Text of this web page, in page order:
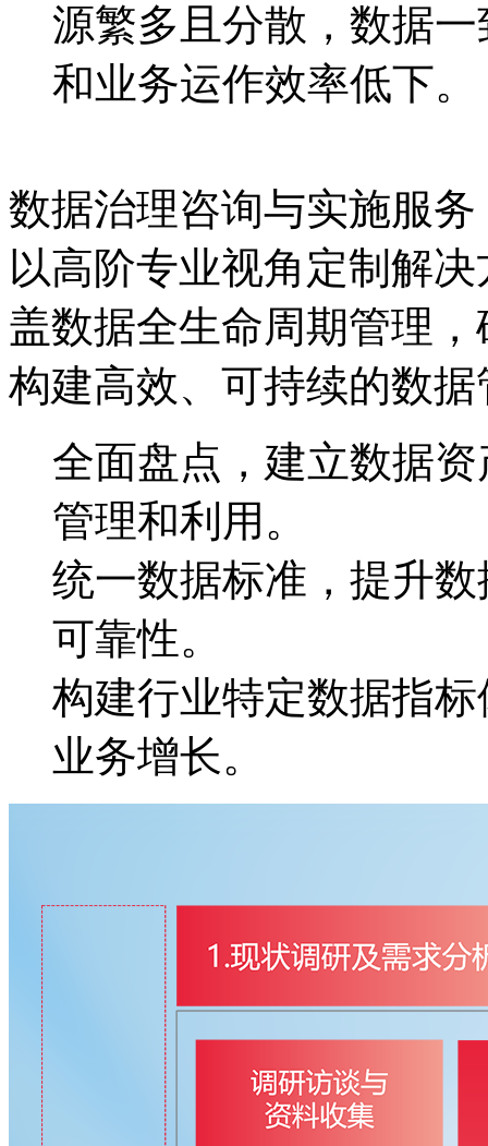
源繁多且分散，数据
和业务运作效率低下。
数据治理咨询与实施服务
以高阶专业视角定制解决方
盖数据全生命周期管理
构建高效、可持续的数
全面盘点，建立数据
管理和利用。
统一数据标准，提升
可靠性。
构建行业特定数据指标
业务增长。